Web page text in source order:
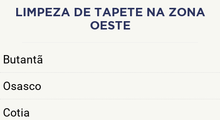
LIMPEZA DE TAPETE NA ZONA
OESTE
Butantã
Osasco
Cotia